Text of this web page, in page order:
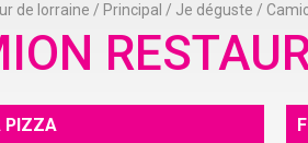
de lorraine / Principal / Je déguste /
PIZZA